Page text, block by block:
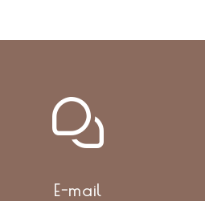
E-mail